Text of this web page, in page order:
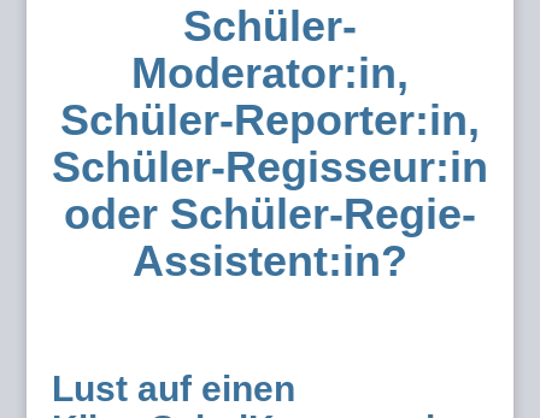
Schüler-
Moderator:in,
Schüler-Reporter:in,
Schüler-Regisseur:in
oder Schüler-Regie-
Assistent:in?
Lust auf einen